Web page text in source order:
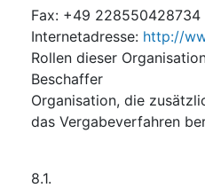
Fax: +49 228550428734
Internetadresse: http://
Rollen dieser
Beschaffer
Organisation, die
das Vergabeverfahren
8.1.